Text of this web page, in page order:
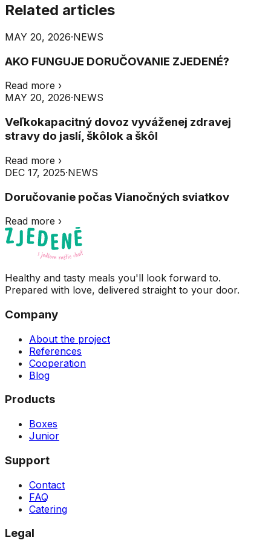
Related articles
MAY 20, 2026·NEWS
AKO FUNGUJE DORUČOVANIE ZJEDENÉ?
Read more ›
MAY 20, 2026·NEWS
Veľkokapacitný dovoz vyváženej zdravej
stravy do jaslí, škôlok a škôl
Read more ›
DEC 17, 2025·NEWS
Doručovanie počas Vianočných sviatkov
Read more ›
Healthy and tasty meals you'll look forward to.
Prepared with love, delivered straight to your door.
Company
About the project
References
Cooperation
Blog
Products
Boxes
Junior
Support
Contact
FAQ
Catering
Legal